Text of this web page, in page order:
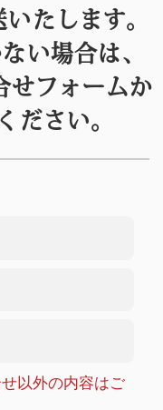
たします。
い場合は、
せフォームか
ださい。
以外の内容はご